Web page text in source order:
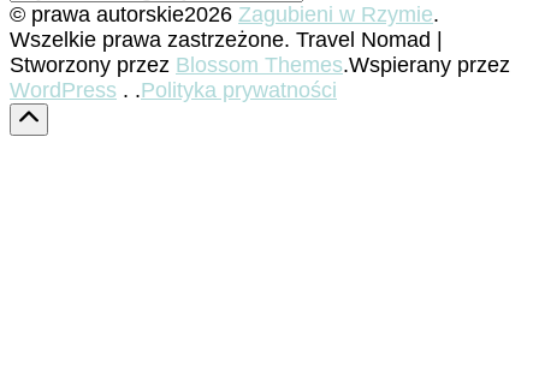
© prawa autorskie2026 Zagubieni w Rzymie.
Wszelkie prawa zastrzeżone. Travel Nomad |
Stworzony przez Blossom Themes.Wspierany przez
WordPress . .Polityka prywatności